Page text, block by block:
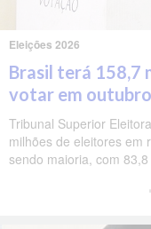
Eleições 2026
Brasil terá 158,7
votar em outubro
Tribunal Superior
milhões de eleitores em
sendo maioria, com